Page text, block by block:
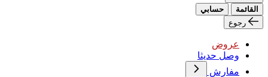
القائمة
حسابي
رجوع
عروض
وصل حديثا
مفارش